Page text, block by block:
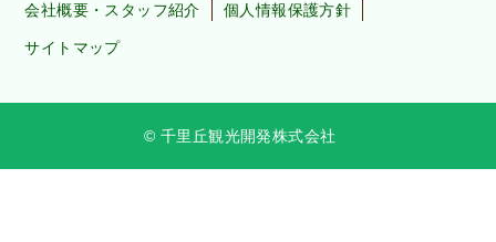
会社概要・スタッフ紹介 個人情報保護方針
サイトマップ
© 千里丘観光開発株式会社